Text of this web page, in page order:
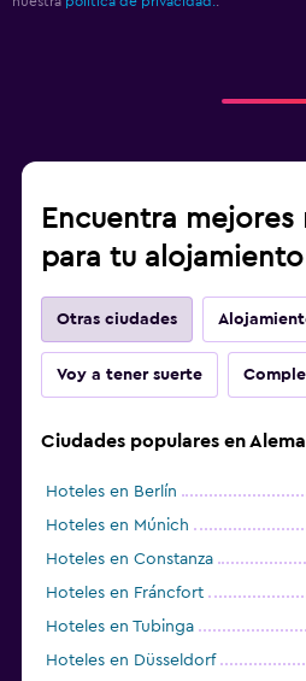
Encuentra mejores
para tu
Otras ciudades
Voy a tener suerte
Ciudades populares en
Hoteles en Berlín
Hoteles en Múnich
Hoteles en Constanza
Hoteles en Fráncfort
Hoteles en Tubinga
Hoteles en Düsseldorf